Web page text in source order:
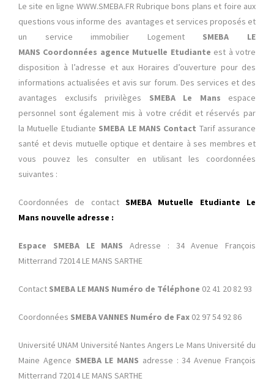
Le site en ligne WWW.SMEBA.FR Rubrique bons plans et foire aux
questions vous informe des avantages et services proposés et
un service immobilier Logement SMEBA LE
MANS Coordonnées agence Mutuelle Etudiante est à votre
disposition à l’adresse et aux Horaires d’ouverture pour des
informations actualisées et avis sur forum. Des services et des
avantages exclusifs privilèges SMEBA Le Mans espace
personnel sont également mis à votre crédit et réservés par
la Mutuelle Etudiante SMEBA LE MANS Contact Tarif assurance
santé et devis mutuelle optique et dentaire à ses membres et
vous pouvez les consulter en utilisant les coordonnées
suivantes :
Coordonnées de contactSMEBA Mutuelle Etudiante Le
Mans nouvelle adresse :
Espace SMEBA LE MANS Adresse : 34 Avenue François
Mitterrand 72014 LE MANS SARTHE
Contact SMEBA LE MANS Numéro de Téléphone 02 41 20 82 93
Coordonnées SMEBA VANNES Numéro de Fax 02 97 54 92 86
Université UNAM Université Nantes Angers Le Mans Université du
Maine Agence SMEBA LE MANS adresse : 34 Avenue François
Mitterrand 72014 LE MANS SARTHE